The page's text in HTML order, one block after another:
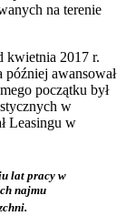
na terenie
kwietnia 2017 r.
później awansował
początku był
w
Leasingu w
lat pracy w
najmu